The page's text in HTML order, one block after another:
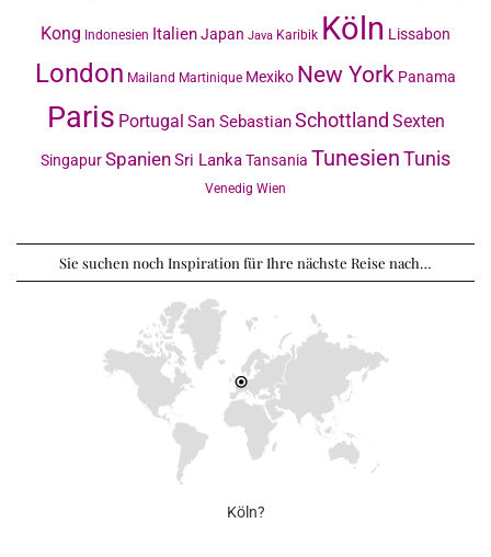
Kong Indonesien ItalienJapan Java Karibik Köln Lissabon
London Mailand Martinique Mexiko New York Panama
Paris Portugal San SebastianSchottland Sexten
SingapurSpanienSri LankaTansania TunesienTunis
Venedig Wien
Sie suchen noch Inspiration für Ihre nächste Reise nach…
Köln?